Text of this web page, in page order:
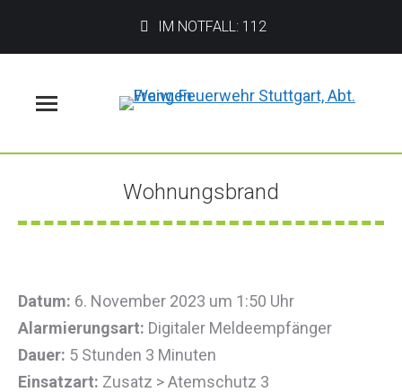
IM NOTFALL: 112
Wohnungsbrand
Sie befinden sich hier:
Datum: 6. November 2023 um 1:50 Uhr
Alarmierungsart: Digitaler Meldeempfänger
Dauer: 5 Stunden 3 Minuten
Einsatzart: Zusatz > Atemschutz 3